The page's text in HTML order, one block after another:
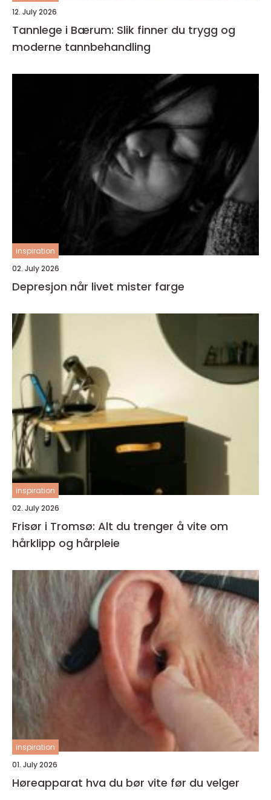
12. July 2026
Tannlege i Bærum: Slik finner du trygg og
moderne tannbehandling
inspiration
02. July 2026
Depresjon når livet mister farge
inspiration
02. July 2026
Frisør i Tromsø: Alt du trenger å vite om
hårklipp og hårpleie
inspiration
01. July 2026
Høreapparat hva du bør vite før du velger